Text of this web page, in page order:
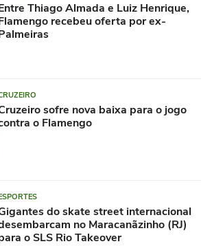
Thiago Almada e Luiz Henrique,
recebeu oferta por ex-
sofre nova baixa para o jogo
o Flamengo
do skate street internacional
no Maracanãzinho (RJ)
o SLS Rio Takeover